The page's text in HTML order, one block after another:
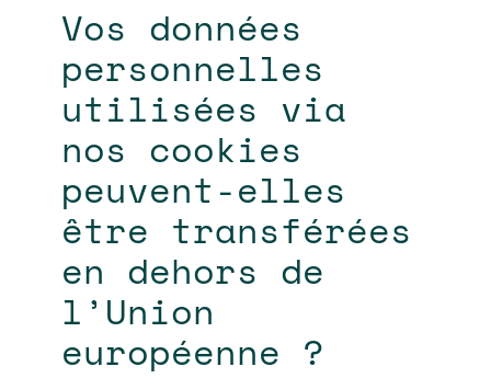
Vos données
personnelles
utilisées via
nos cookies
peuvent-elles
être transférées
en dehors de
l’Union
européenne ?